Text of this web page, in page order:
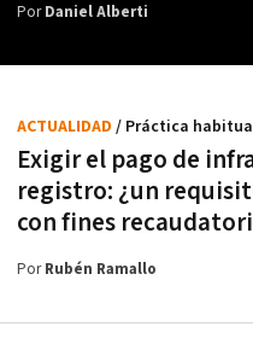
PorDaniel Alberti
Exigir el pago de
registro: ¿un
con fines
ACTUALIDAD / Práctica
PorRubén Ramallo